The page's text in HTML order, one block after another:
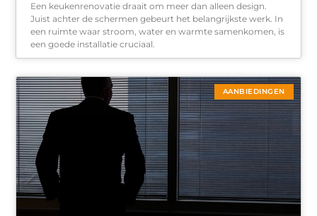
Een keukenrenovatie draait om meer dan alleen design.
Juist achter de schermen gebeurt het belangrijkste werk. In
een ruimte waar stroom, water en warmte samenkomen, is
een goede installatie cruciaal.
AANBIEDINGEN